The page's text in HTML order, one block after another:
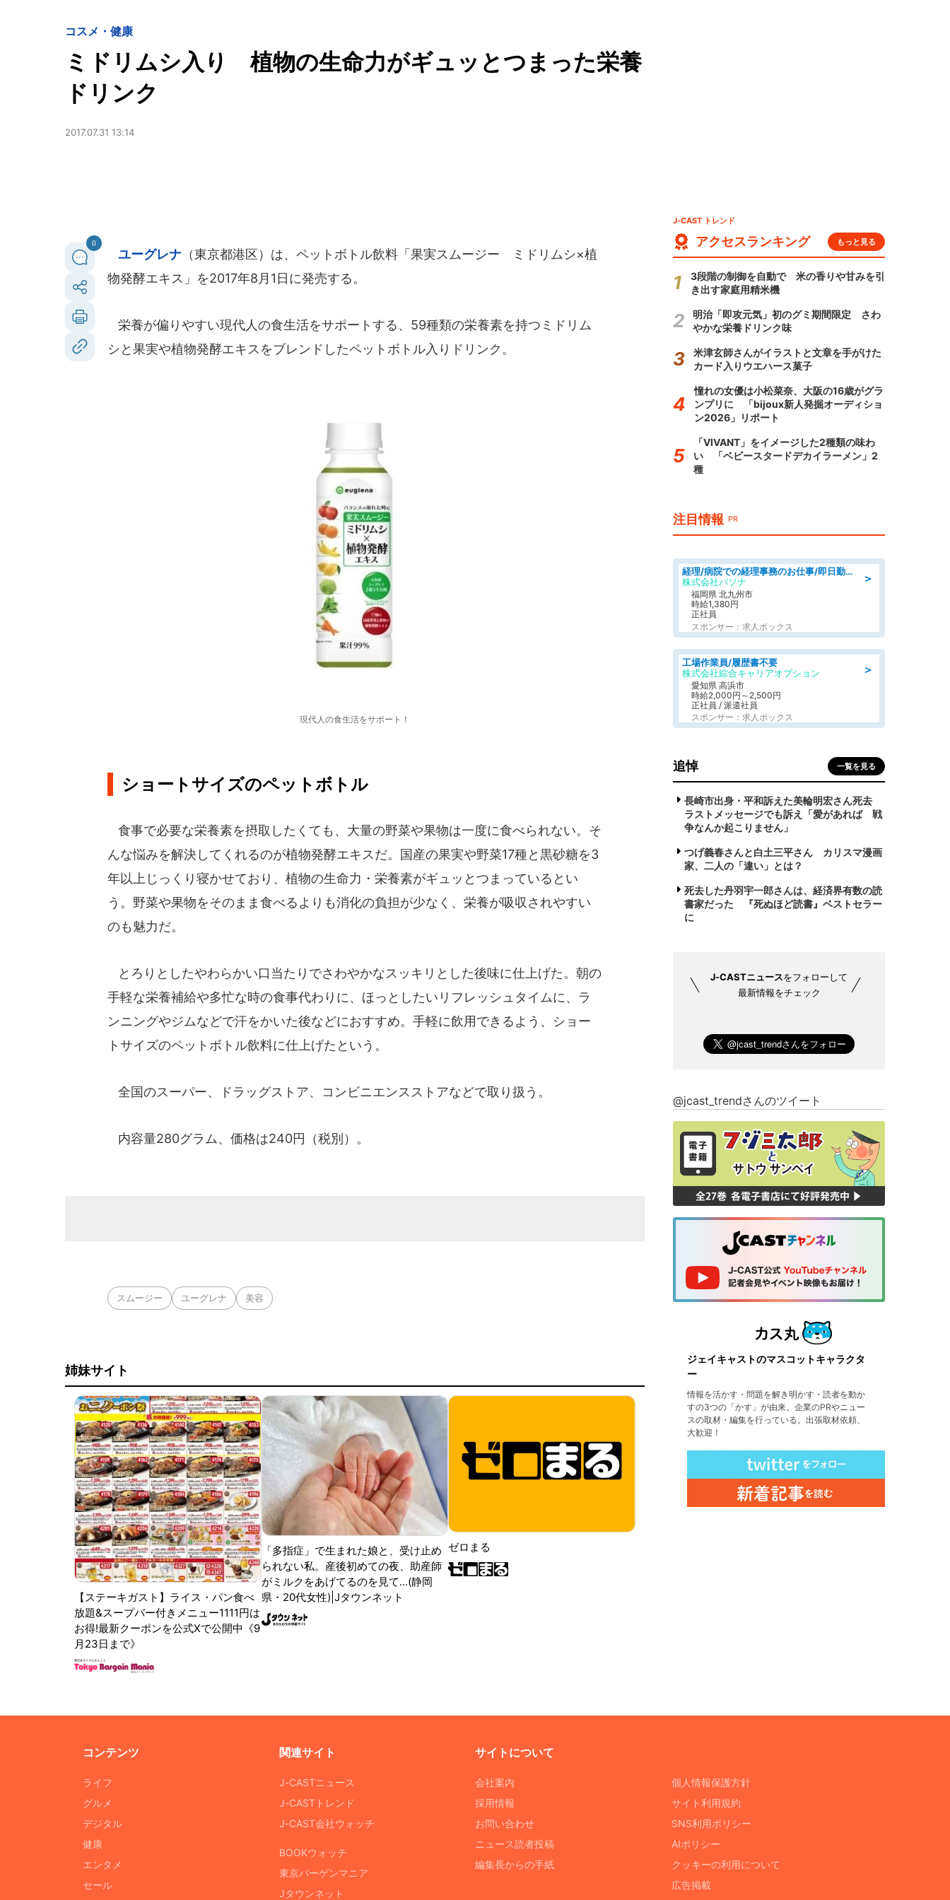
コスメ・健康
ミドリムシ入り 植物の生命力がギュッとつまった栄養
ドリンク
2017.07.31 13:14
0
ユーグレナ （東京都港区）は、ペットボトル飲料「果実スムージー ミドリムシ×植
物発酵エキス」を2017年8月1日に発売する。
栄養が偏りやすい現代人の食生活をサポートする、59種類の栄養素を持つミドリム
シと果実や植物発酵エキスをブレンドしたペットボトル入りドリンク。
現代人の食生活をサポート！
ショートサイズのペットボトル
食事で必要な栄養素を摂取したくても、大量の野菜や果物は一度に食べられない。そ
んな悩みを解決してくれるのが植物発酵エキスだ。国産の果実や野菜17種と黒砂糖を3
年以上じっくり寝かせており、植物の生命力・栄養素がギュッとつまっているとい
う。野菜や果物をそのまま食べるよりも消化の負担が少なく、栄養が吸収されやすい
のも魅力だ。
とろりとしたやわらかい口当たりでさわやかなスッキリとした後味に仕上げた。朝の
手軽な栄養補給や多忙な時の食事代わりに、ほっとしたいリフレッシュタイムに、ラ
ンニングやジムなどで汗をかいた後などにおすすめ。手軽に飲用できるよう、ショー
トサイズのペットボトル飲料に仕上げたという。
全国のスーパー、ドラッグストア、コンビニエンスストアなどで取り扱う。
内容量280グラム、価格は240円（税別）。
スムージー ユーグレナ 美容
姉妹サイト
【ステーキガスト】ライス・パン食べ
放題&スープバー付きメニュー1111円は
お得!最新クーポンを公式Xで公開中《9
月23日まで》
「多指症」で生まれた娘と、受け止め
られない私。産後初めての夜、助産師
がミルクをあげてるのを見て...(静岡
県・20代女性)|Jタウンネット
ゼロまる
J-CAST トレンド
アクセスランキング もっと見る
3段階の制御を自動で 米の香りや甘みを引
き出す家庭用精米機
明治「即攻元気」初のグミ期間限定 さわ
やかな栄養ドリンク味
米津玄師さんがイラストと文章を手がけた
カード入りウエハース菓子
憧れの女優は小松菜奈、大阪の16歳がグラ
ンプリに 「bijoux新人発掘オーディショ
ン2026」リポート
「VIVANT」をイメージした2種類の味わ
い 「ベビースタードデカイラーメン」2
種
注目情報 PR
＞
経理/病院での経理事務のお仕事/即日勤務可/車通勤可/経理/一般事務
株式会社パソナ
福岡県 北九州市
時給1,380円
正社員
スポンサー：求人ボックス
＞
工場作業員/履歴書不要
株式会社綜合キャリアオプション
愛知県 高浜市
時給2,000円～2,500円
正社員 / 派遣社員
スポンサー：求人ボックス
追悼 一覧を見る
長崎市出身・平和訴えた美輪明宏さん死去
ラストメッセージでも訴え「愛があれば 戦
争なんか起こりません」
つげ義春さんと白土三平さん カリスマ漫画
家、二人の「違い」とは？
死去した丹羽宇一郎さんは、経済界有数の読
書家だった 『死ぬほど読書』ベストセラー
に
J-CASTニュースをフォローして
最新情報をチェック
@jcast_trendさんのツイート
ジェイキャストのマスコットキャラクタ
ー
情報を活かす・問題を解き明かす・読者を動か
すの3つの「かす」が由来。企業のPRやニュー
スの取材・編集を行っている。出張取材依頼、
大歓迎！
コンテンツ
ライフ
グルメ
デジタル
健康
エンタメ
セール
関連サイト
J-CASTニュース
J-CASTトレンド
J-CAST会社ウォッチ
BOOKウォッチ
東京バーゲンマニア
Jタウンネット
サイトについて
会社案内
採用情報
お問い合わせ
ニュース読者投稿
編集長からの手紙
個人情報保護方針
サイト利用規約
SNS利用ポリシー
AIポリシー
クッキーの利用について
広告掲載